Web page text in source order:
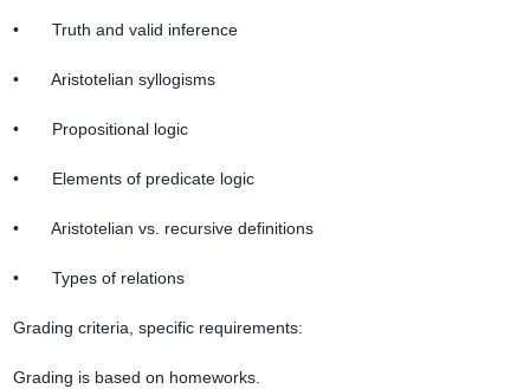
•       Truth and valid inference
•       Aristotelian syllogisms
•       Propositional logic
•       Elements of predicate logic
•       Aristotelian vs. recursive definitions
•       Types of relations
Grading criteria, specific requirements:
Grading is based on homeworks.